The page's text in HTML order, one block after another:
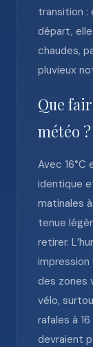
transition :
départ,
chaudes,
pluvieux
Que
météo ?
Avec 16°C
identique
matinales
tenue
retirer.
impression
des zones
vélo,
rafales à
devraient